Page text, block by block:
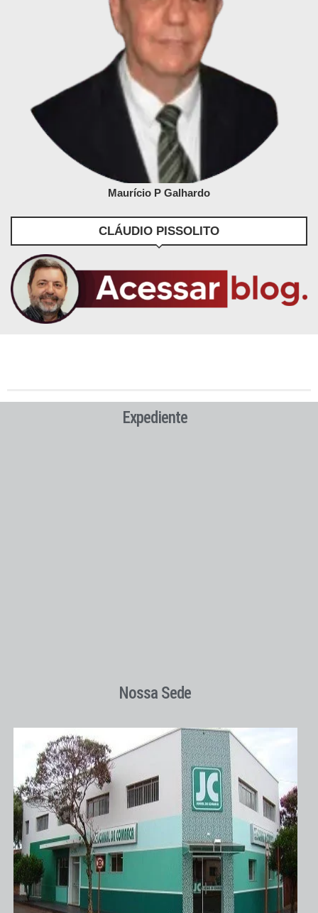
Maurício P Galhardo
CLÁUDIO PISSOLITO
Expediente
Nossa Sede